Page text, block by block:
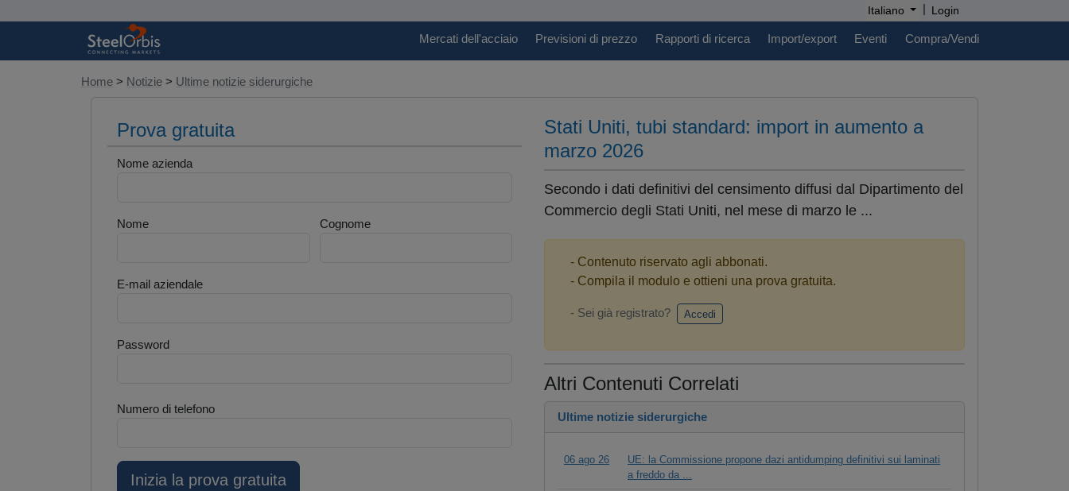
Italiano | Login
Mercati dell'acciaio Previsioni di prezzo Rapporti di ricerca Import/export Eventi Compra/Vendi
Home > Notizie > Ultime notizie siderurgiche
Prova gratuita
Nome azienda
Nome Cognome
E-mail aziendale
Password
Numero di telefono
Stati Uniti, tubi standard: import in aumento a
marzo 2026
Secondo i dati definitivi del censimento diffusi dal Dipartimento del
Commercio degli Stati Uniti, nel mese di marzo le ...
- Contenuto riservato agli abbonati.
- Compila il modulo e ottieni una prova gratuita.
- Sei già registrato? Accedi
Altri Contenuti Correlati
Ultime notizie siderurgiche
06 ago 26
UE: la Commissione propone dazi antidumping definitivi sui laminati
a freddo da ...